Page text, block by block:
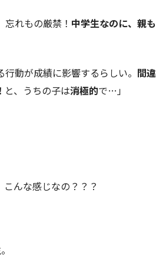
忘れもの厳禁！ 中学生なのに、親も
行動が成績に影響するらしい。 間違
と、うちの子は消極的で…」
こんな感じなの？？？